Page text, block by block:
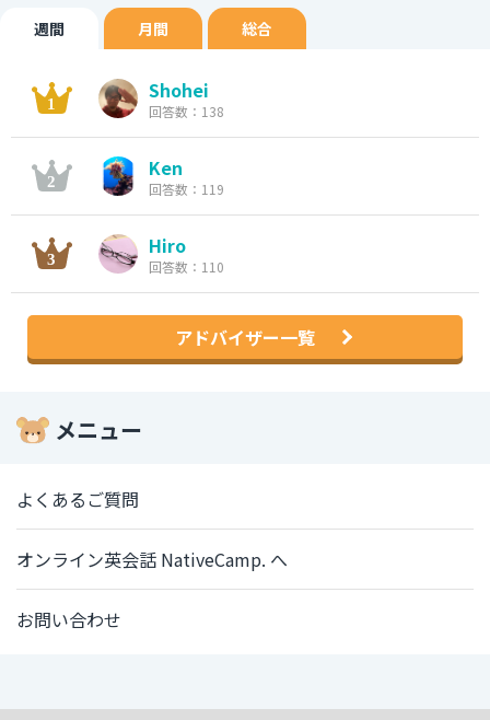
週間 月間 総合
Shohei
回答数：138
Ken
回答数：119
Hiro
回答数：110
アドバイザー一覧
メニュー
よくあるご質問
オンライン英会話 NativeCamp. へ
お問い合わせ